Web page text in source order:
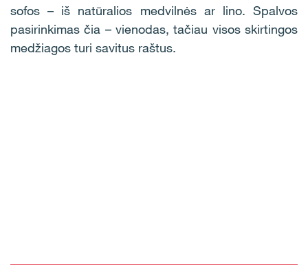
sofos – iš natūralios medvilnės ar lino. Spalvos
pasirinkimas čia – vienodas, tačiau visos skirtingos
medžiagos turi savitus raštus.